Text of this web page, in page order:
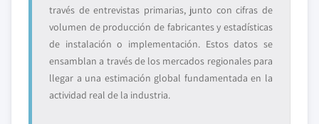
través de entrevistas primarias, junto con cifras de
volumen de producción de fabricantes y estadísticas
de instalación o implementación. Estos datos se
ensamblan a través de los mercados regionales para
llegar a una estimación global fundamentada en la
actividad real de la industria.